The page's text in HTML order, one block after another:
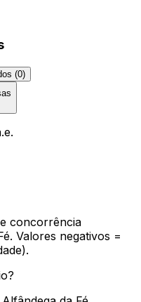
(0)
concorrência
. Valores negativos =